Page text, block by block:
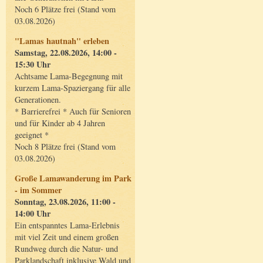
Noch 6 Plätze frei (Stand vom
03.08.2026)
"Lamas hautnah" erleben
Samstag, 22.08.2026, 14:00 -
15:30 Uhr
Achtsame Lama-Begegnung mit
kurzem Lama-Spaziergang für alle
Generationen.
* Barrierefrei * Auch für Senioren
und für Kinder ab 4 Jahren
geeignet *
Noch 8 Plätze frei (Stand vom
03.08.2026)
Große Lamawanderung im Park
- im Sommer
Sonntag, 23.08.2026, 11:00 -
14:00 Uhr
Ein entspanntes Lama-Erlebnis
mit viel Zeit und einem großen
Rundweg durch die Natur- und
Parklandschaft inklusive Wald und